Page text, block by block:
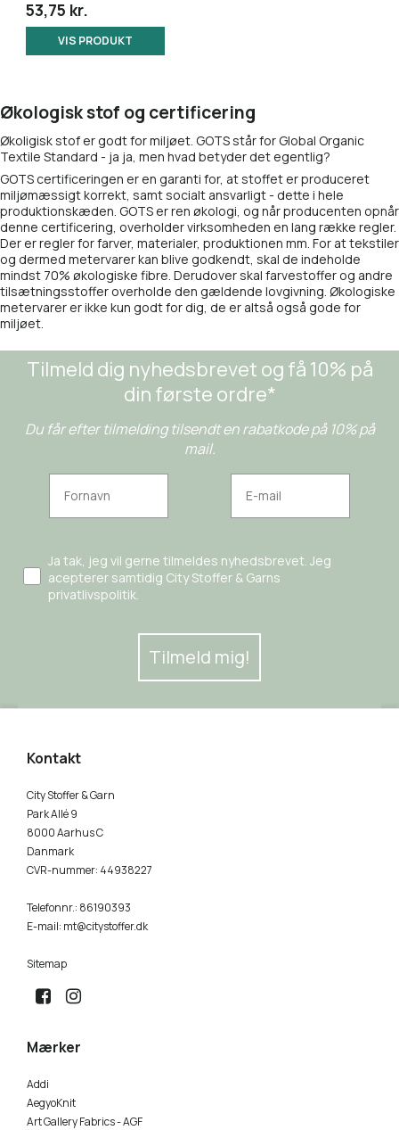
53,75 kr.
VIS PRODUKT
Økologisk stof og certificering
Økoligisk stof er godt for miljøet. GOTS står for Global Organic
Textile Standard - ja ja, men hvad betyder det egentlig?
GOTS certificeringen er en garanti for, at stoffet er produceret
miljømæssigt korrekt, samt socialt ansvarligt - dette i hele
produktionskæden. GOTS er ren økologi, og når producenten opnår
denne certificering, overholder virksomheden en lang række regler.
Der er regler for farver, materialer, produktionen mm. For at tekstiler
og dermed metervarer kan blive godkendt, skal de indeholde
mindst 70% økologiske fibre. Derudover skal farvestoffer og andre
tilsætningsstoffer overholde den gældende lovgivning. Økologiske
metervarer er ikke kun godt for dig, de er altså også gode for
miljøet.
Tilmeld dig nyhedsbrevet og få 10% på
din første ordre*
Du får efter tilmelding tilsendt en rabatkode på 10% på
mail.
Ja tak, jeg vil gerne tilmeldes nyhedsbrevet. Jeg
acepterer samtidig City Stoffer & Garns
privatlivspolitik.
Tilmeld mig!
Kontakt
City Stoffer & Garn
Park Allé 9
8000 Aarhus C
Danmark
CVR-nummer: 44938227
Telefonnr.: 86190393
E-mail: mt@citystoffer.dk
Sitemap
Mærker
Addi
AegyoKnit
Art Gallery Fabrics - AGF